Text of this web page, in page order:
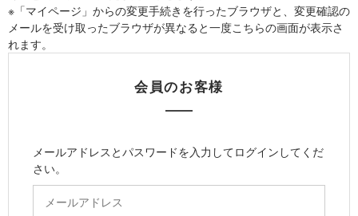
※「マイページ」からの変更手続きを行ったブラウザと、変更確認の
メールを受け取ったブラウザが異なると一度こちらの画面が表示さ
れます。
会員のお客様
メールアドレスとパスワードを入力してログインしてくだ
さい。